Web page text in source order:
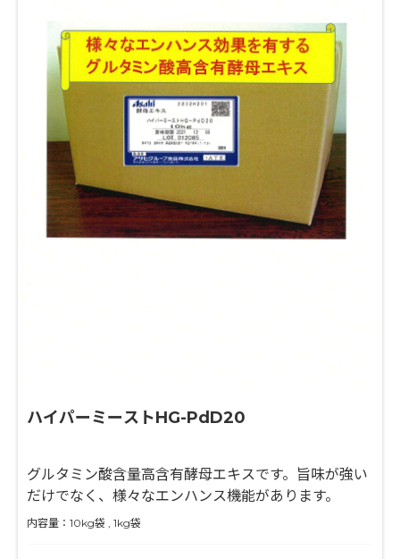
ハイパーミーストHG-PdD20
グルタミン酸含量高含有酵母エキスです。旨味が強い
だけでなく、様々なエンハンス機能があります。
内容量：10kg袋 , 1kg袋